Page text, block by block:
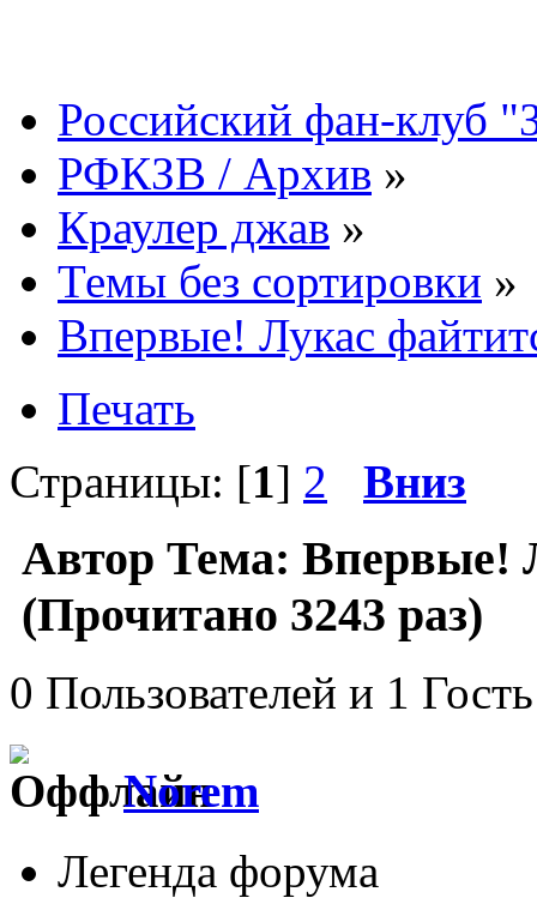
Российский фан-клуб
РФКЗВ / Архив »
Краулер джав »
Темы без сортировки »
Впервые! Лукас
Печать
Страницы: [1] 2 Вниз
Автор Тема: Впервые!
(Прочитано 3243 раз)
0 Пользователей и 1
Norem
Легенда форума